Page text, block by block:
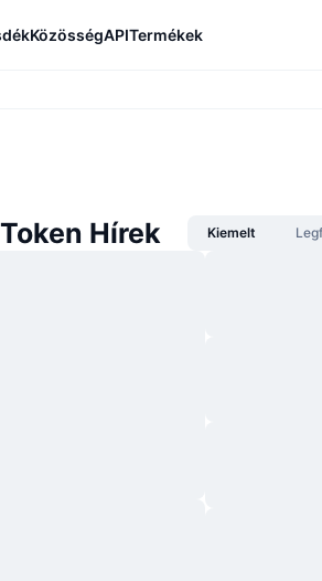
KözösségAPITermékek
Hírek Kiemelt